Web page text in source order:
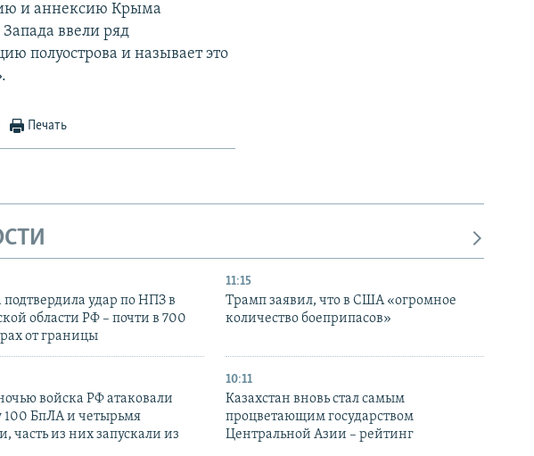
и аннексию Крыма
ввели ряд
полуострова и называет это
Печать
удар по НПЗ в
области РФ – почти в 700
от границы
11:15
Трамп заявил, что в США «огромное
количество боеприпасов»
войска РФ атаковали
100 БпЛА и четырьмя
часть из них запускали из
10:11
Казахстан вновь стал самым
процветающим государством
Центральной Азии – рейтинг